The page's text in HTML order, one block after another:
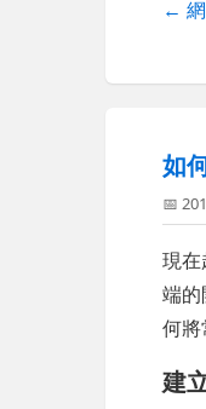
←
如
📅
現
端
何將
建